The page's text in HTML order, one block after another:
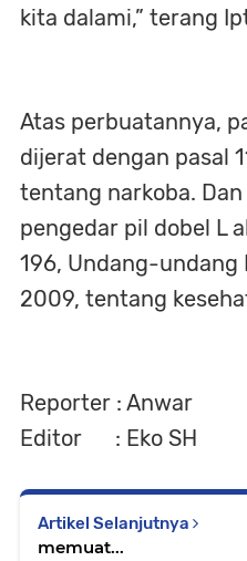
kita dalami,” terang
Atas perbuatannya,
dijerat dengan pasal
tentang narkoba.
pengedar pil dobel L
196, Undang-undang
2009, tentang
Reporter : Anwar
Editor : Eko SH
Artikel Selanjutnya
memuat...